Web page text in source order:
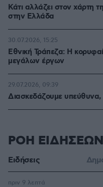
Κάτι αλλάζει στον χάρτη
στην Ελλάδα
Εθνική Τράπεζα: Η
μεγάλων έργων
30.07.2026, 15:25
Διασκεδάζουμε
29.07.2026, 09:39
ΡΟΗ ΕΙΔΗΣΕΩΝ
Ειδήσεις
πριν 9 λεπτά